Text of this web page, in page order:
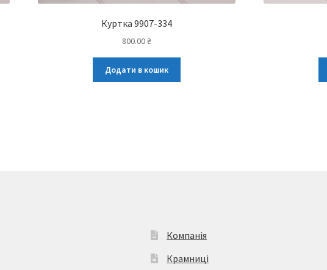
Куртка 9907-334
800.00₴
Додати в кошик
Компанія
Крамниці